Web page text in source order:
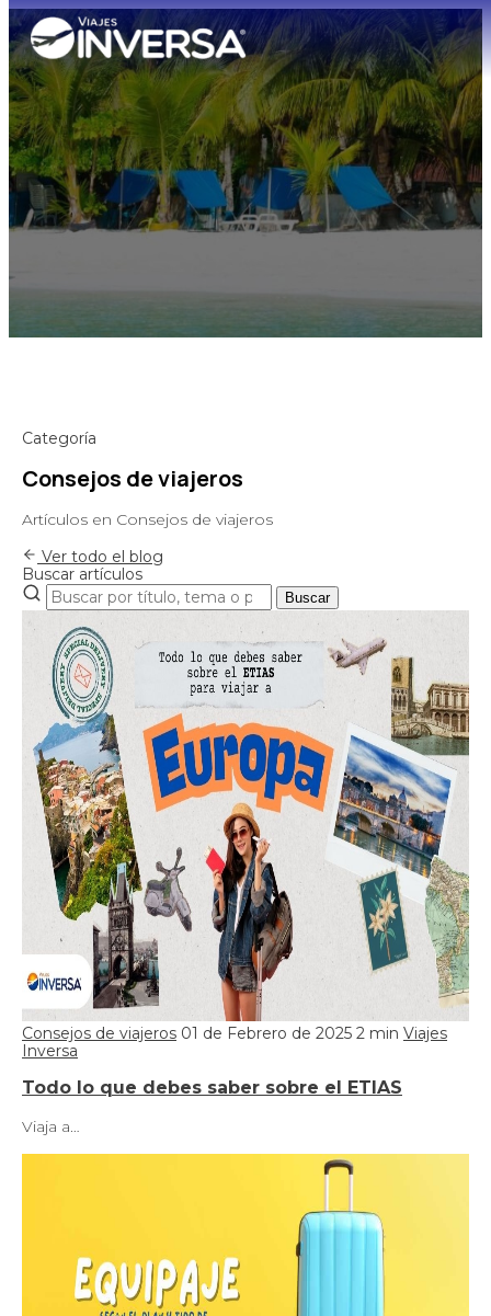
Categoría
Consejos de viajeros
Artículos en Consejos de viajeros
Ver todo el blog
Buscar artículos
Buscar
Consejos de viajeros 01 de Febrero de 2025 2 min Viajes
Inversa
Todo lo que debes saber sobre el ETIAS
Viaja a…